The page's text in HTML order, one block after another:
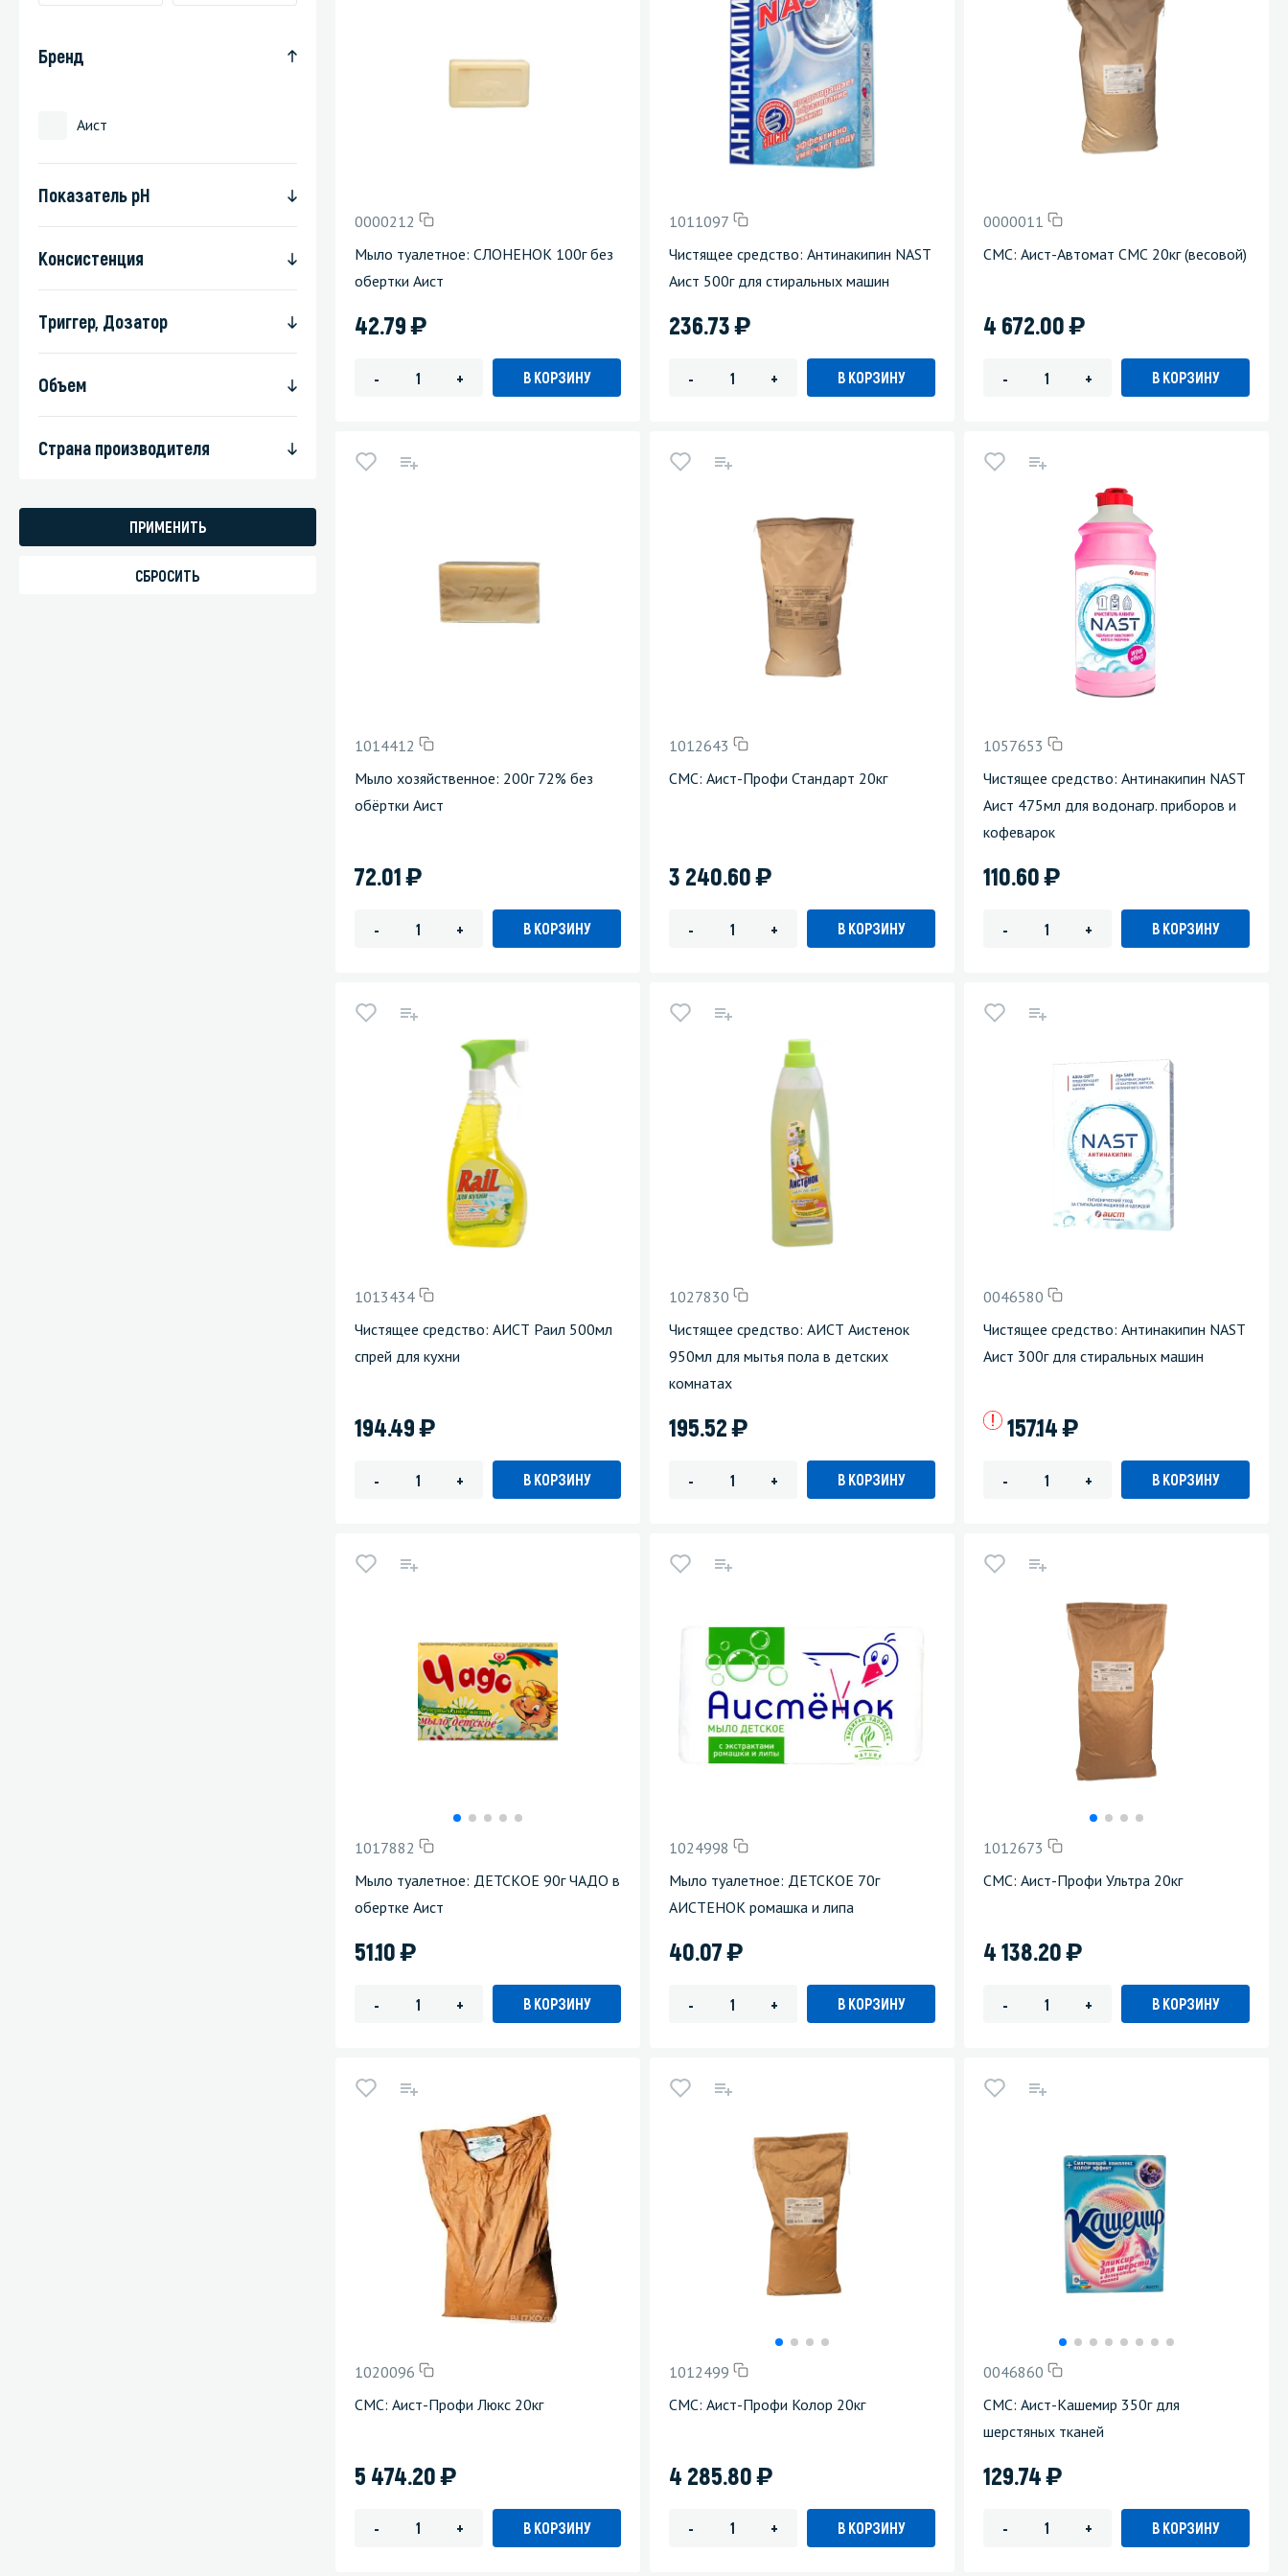
Мебель и оргтехника
Личная гигиена Промышленная уборка
Бренд
Аист
Показатель pH
Консистенция
Триггер, Дозатор
Объем
Страна производителя
0000212
Мыло туалетное: СЛОНЕНОК 100г без
обертки Аист
42.79)
- + В КОРЗИНУ
1011097
Чистящее средство: Антинакипин NAST
Аист 500г для стиральных машин
236.73)
- + В КОРЗИНУ
0000011
СМС: Аист-Автомат СМС 20кг (весовой)
4 672.00)
- + В КОРЗИНУ
1014412
Мыло хозяйственное: 200г 72% без
обёртки Аист
72.01)
- + В КОРЗИНУ
1012643
СМС: Аист-Профи Стандарт 20кг
3 240.60)
- + В КОРЗИНУ
1057653
Чистящее средство: Антинакипин NAST
Аист 475мл для водонагр. приборов и
кофеварок
110.60)
- + В КОРЗИНУ
1013434
Чистящее средство: АИСТ Раил 500мл
спрей для кухни
194.49)
- + В КОРЗИНУ
1027830
Чистящее средство: АИСТ Аистенок
950мл для мытья пола в детских
комнатах
195.52)
- + В КОРЗИНУ
0046580
Чистящее средство: Антинакипин NAST
Аист 300г для стиральных машин
157.14)
- + В КОРЗИНУ
1017882
Мыло туалетное: ДЕТСКОЕ 90г ЧАДО в
обертке Аист
51.10)
- + В КОРЗИНУ
1024998
Мыло туалетное: ДЕТСКОЕ 70г
АИСТЕНОК ромашка и липа
40.07)
- + В КОРЗИНУ
1012673
СМС: Аист-Профи Ультра 20кг
4 138.20)
- + В КОРЗИНУ
1020096
СМС: Аист-Профи Люкс 20кг
5 474.20)
- + В КОРЗИНУ
1012499
СМС: Аист-Профи Колор 20кг
4 285.80)
- + В КОРЗИНУ
0046860
СМС: Аист-Кашемир 350г для
шерстяных тканей
129.74)
- + В КОРЗИНУ